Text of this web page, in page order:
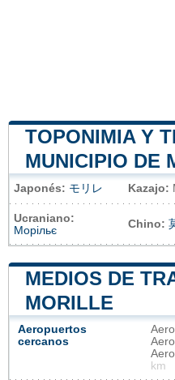
TOPONIMIA Y
MUNICIPIO DE
Japonés: モリレ Kazajo:
Ucraniano:
Морільє
Chino:
MEDIOS DE
MORILLE
Aeropuertos
cercanos
km